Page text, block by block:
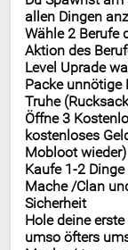
allen Dingen
Wähle 2 Berufe
Aktion des
Level Uprade
Packe unnötige
Truhe
Öffne 3
kostenloses
Mobloot wieder)
Kaufe 1-2
Mache /Clan
Sicherheit
Hole deine
umso öfters